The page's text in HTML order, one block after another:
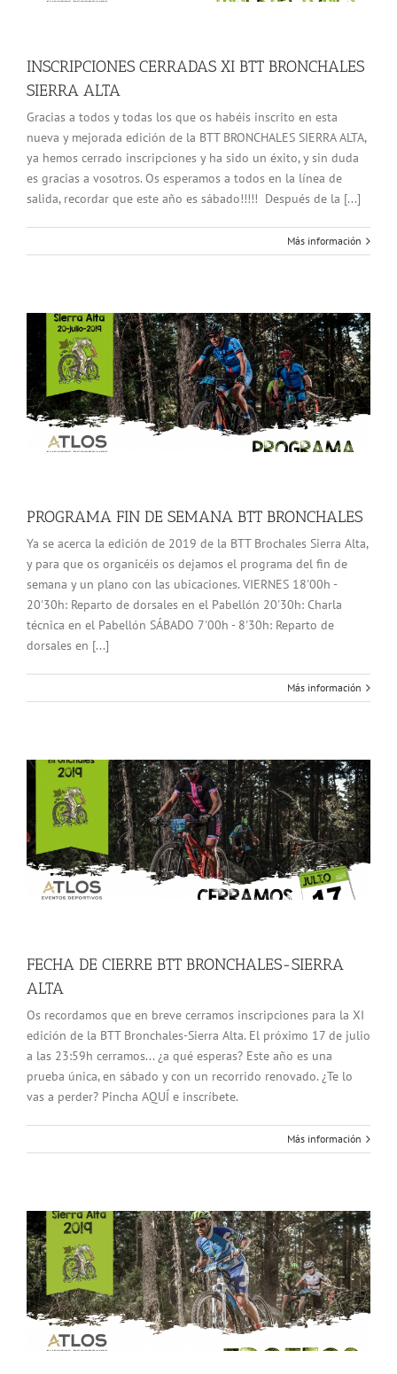
INSCRIPCIONES CERRADAS XI BTT BRONCHALES
SIERRA ALTA
Gracias a todos y todas los que os habéis inscrito en esta
nueva y mejorada edición de la BTT BRONCHALES SIERRA ALTA,
ya hemos cerrado inscripciones y ha sido un éxito, y sin duda
es gracias a vosotros. Os esperamos a todos en la línea de
salida, recordar que este año es sábado!!!!! Después de la [...]
Más información
PROGRAMA FIN DE SEMANA BTT BRONCHALES
Ya se acerca la edición de 2019 de la BTT Brochales Sierra Alta,
y para que os organicéis os dejamos el programa del fin de
semana y un plano con las ubicaciones. VIERNES 18'00h -
20'30h: Reparto de dorsales en el Pabellón 20'30h: Charla
técnica en el Pabellón SÁBADO 7'00h - 8'30h: Reparto de
dorsales en [...]
Más información
FECHA DE CIERRE BTT BRONCHALES-SIERRA
ALTA
Os recordamos que en breve cerramos inscripciones para la XI
edición de la BTT Bronchales-Sierra Alta. El próximo 17 de julio
a las 23:59h cerramos... ¿a qué esperas? Este año es una
prueba única, en sábado y con un recorrido renovado. ¿Te lo
vas a perder? Pincha AQUÍ e inscríbete.
Más información